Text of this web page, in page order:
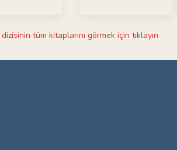
dizisinin tüm kitaplarını görmek için tıklayın